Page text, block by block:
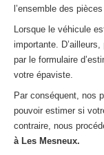
l’ensemble des
Lorsque le véhicule
importante.
par le formulaire
votre épaviste.
Par conséquent, nos
pouvoir estimer si
contraire, nous
à Les Mesneux.